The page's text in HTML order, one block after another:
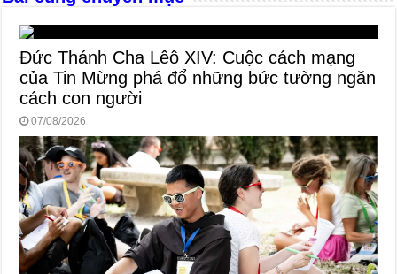
k
Đức Thánh Cha Lêô XIV: Cuộc cách mạng
của Tin Mừng phá đổ những bức tường ngăn
cách con người
07/08/2026